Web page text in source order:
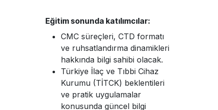
Eğitim sonunda katılımcılar:
CMC süreçleri, CTD formatı
ve ruhsatlandırma dinamikleri
hakkında bilgi sahibi olacak.
Türkiye İlaç ve Tıbbi Cihaz
Kurumu (TİTCK) beklentileri
ve pratik uygulamalar
konusunda güncel bilgi